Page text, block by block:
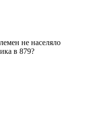
не населяло
в 879?